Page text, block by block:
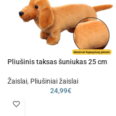
Pliušinis taksas šuniukas 25 cm
Žaislai, Pliušiniai žaislai
24,99€